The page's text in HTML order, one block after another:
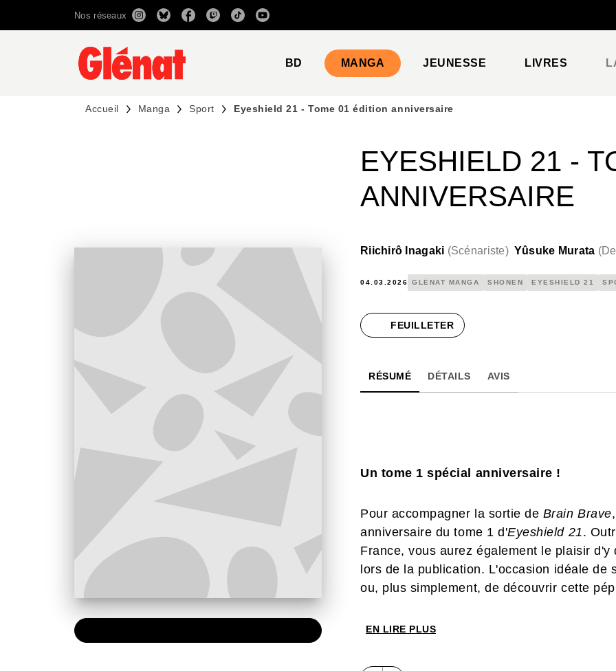
RECHERCHE CONTENU
Nos réseaux
BD MANGA JEUNESSE LIVRES
Accueil Manga Sport Eyeshield 21 - Tome 01 édition anniversaire
EYESHIELD 21 -
ANNIVERSAIRE
Riichirô Inagaki (Scénariste) Yûsuke Murata (
04.03.2026 GLÉNAT MANGA SHONEN EYESHIELD 21
FEUILLETER
RÉSUMÉ DÉTAILS AVIS
Un tome 1 spécial anniversaire !
Pour accompagner la sortie de Brain Brave
anniversaire du tome 1 d'Eyeshield 21.
France, vous aurez également le plaisir
lors de la publication. L'occasion idéale
ou, plus simplement, de découvrir cette
EN LIRE PLUS